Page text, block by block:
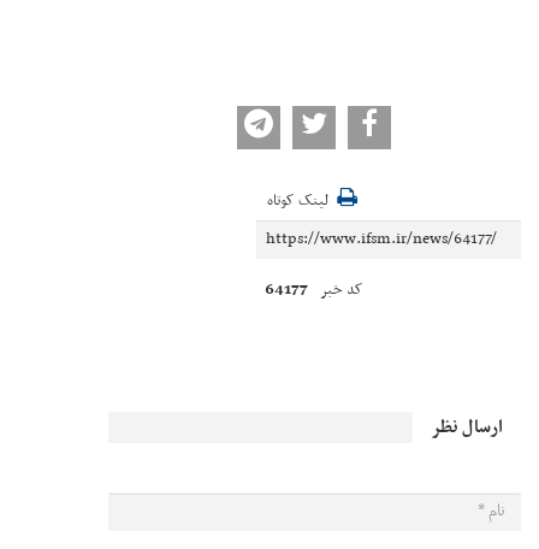
لینک کوتاه
کد خبر 64177
ارسال نظر